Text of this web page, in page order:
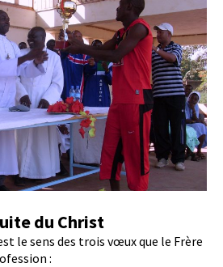
du Christ
le sens des trois vœux que le Frère
: